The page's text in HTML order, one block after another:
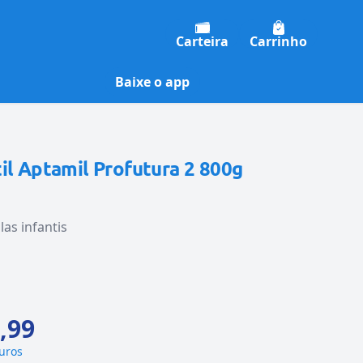
Carteira Carrinho
Baixe o app
Aptamil Profutura 2 800g
infantis